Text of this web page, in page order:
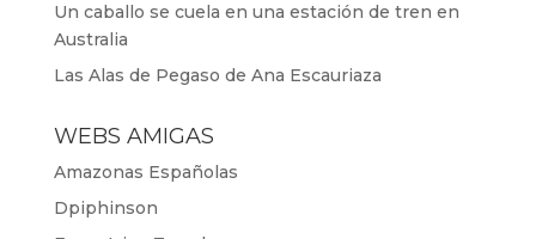
Un caballo se cuela en una estación de tren en
Australia
Las Alas de Pegaso de Ana Escauriaza
WEBS AMIGAS
Amazonas Españolas
Dpiphinson